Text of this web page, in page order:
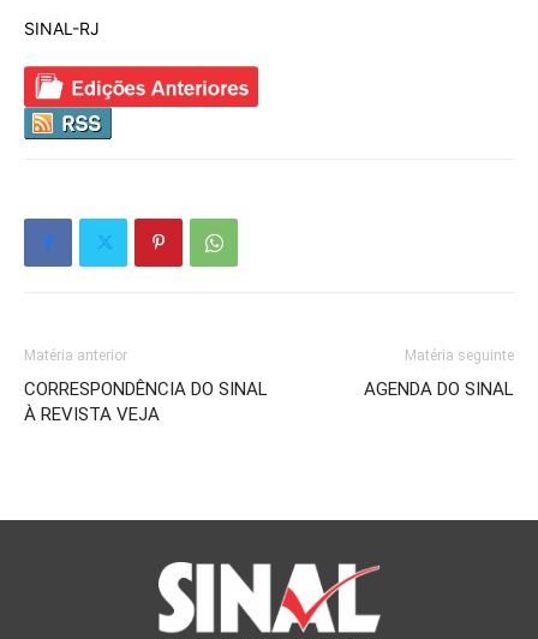
SINAL-RJ
Matéria anterior
CORRESPONDÊNCIA DO SINAL
À REVISTA VEJA
Matéria seguinte
AGENDA DO SINAL